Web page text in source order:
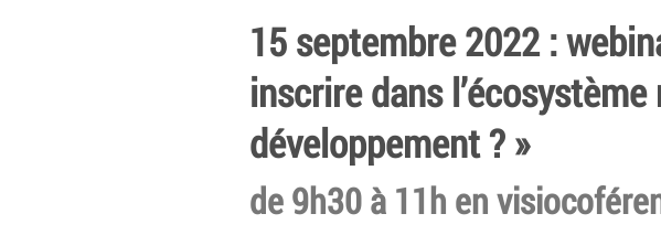
15 septembre 2022 :
inscrire dans
développement ? »
de 9h30 à 11h en